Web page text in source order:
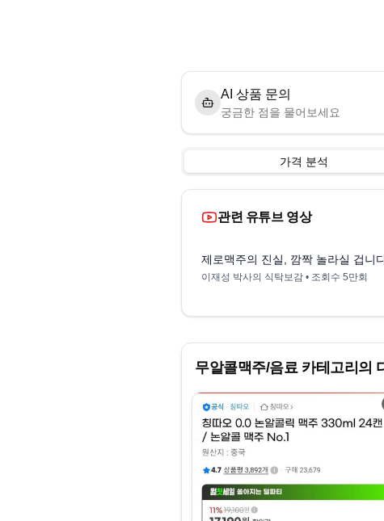
AI 상품 문의
궁금한 점을 물어보세요
가격 분석
관련 유튜브 영상
제로맥주의 진실, 깜짝 놀라실 겁니
이재성 박사의 식탁보감 • 조회수 5만회
무알콜맥주/음료카테고리의